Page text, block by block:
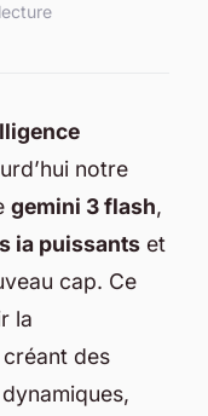
notre
gemini 3 flash,
ia puissants et
cap. Ce
la
créant des